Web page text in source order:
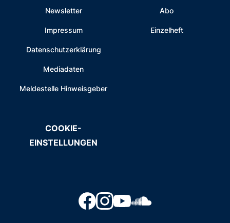
Newsletter
Impressum
Datenschutzerklärung
Mediadaten
Meldestelle Hinweisgeber
Abo
Einzelheft
COOKIE-
EINSTELLUNGEN